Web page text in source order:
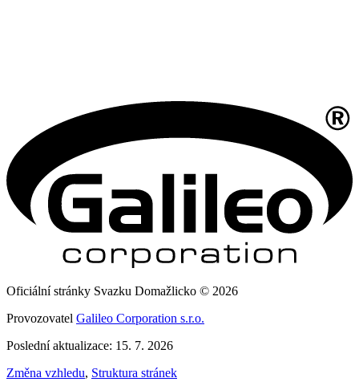
Oficiální stránky Svazku Domažlicko © 2026
Provozovatel Galileo Corporation s.r.o.
Poslední aktualizace: 15. 7. 2026
Změna vzhledu, Struktura stránek